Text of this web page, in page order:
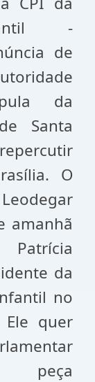
-
de
da
Santa
O
amanhã
da
no
Ele quer
peça